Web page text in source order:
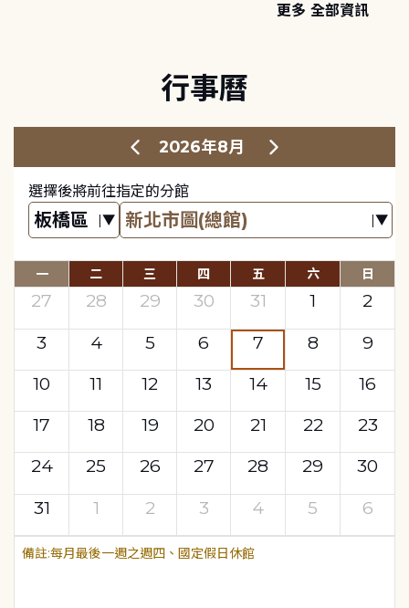
更多 全部資訊
行事曆
2026年8月
選擇後將前往指定的分館
一 二 三 四 五 六 日
27 28 29 30 31 1
2
3
4 5 6 7 8
9
10
11 12 13 14 15
16
17
18 19 20 21 22
23
24
25 26 27 28 29
30
31
1 2 3 4 5 6
每月最後一週之週四、國定假日休館